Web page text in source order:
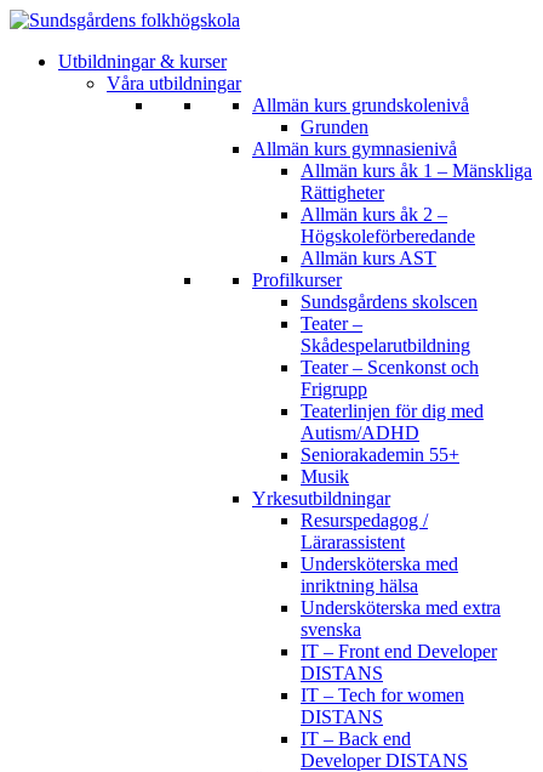
Utbildningar & kurser
Våra utbildningar
Allmän kurs grundskolenivå
Grunden
Allmän kurs gymnasienivå
Allmän kurs åk 1 – Mänskliga
Rättigheter
Allmän kurs åk 2 –
Högskoleförberedande
Allmän kurs AST
Profilkurser
Sundsgårdens skolscen
Teater –
Skådespelarutbildning
Teater – Scenkonst och
Frigrupp
Teaterlinjen för dig med
Autism/ADHD
Seniorakademin 55+
Musik
Yrkesutbildningar
Resurspedagog /
Lärarassistent
Undersköterska med
inriktning hälsa
Undersköterska med extra
svenska
IT – Front end Developer
DISTANS
IT – Tech for women
DISTANS
IT – Back end
Developer DISTANS